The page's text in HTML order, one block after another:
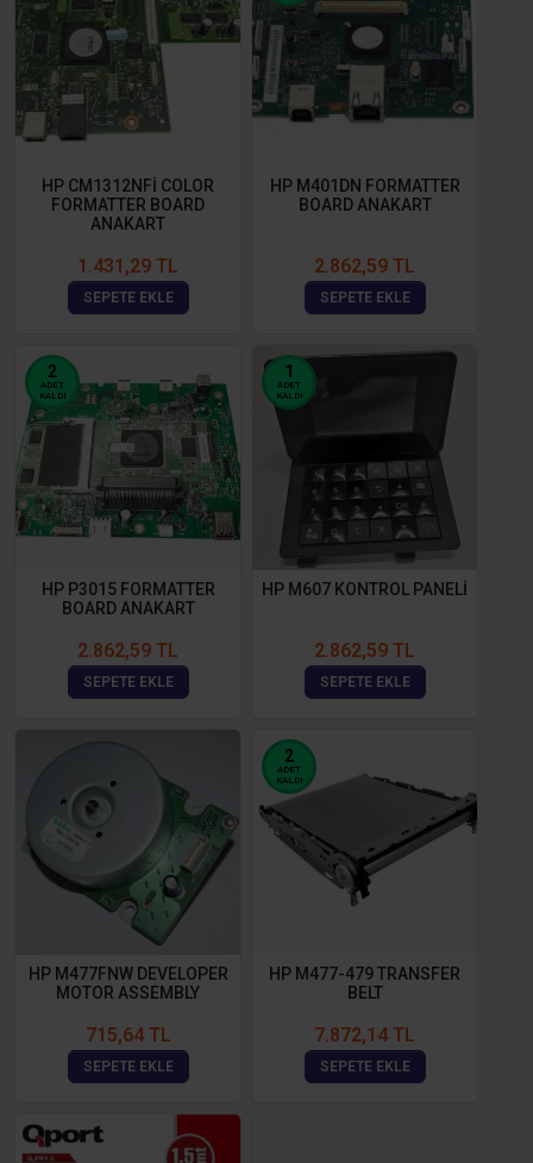
HP CM1312NFİ COLOR
FORMATTER BOARD
ANAKART
1.431,29 TL
SEPETE EKLE
HP M401DN FORMATTER
BOARD ANAKART
2.862,59 TL
SEPETE EKLE
2
ADET
KALDI
HP P3015 FORMATTER
BOARD ANAKART
2.862,59 TL
SEPETE EKLE
1
ADET
KALDI
HP M607 KONTROL PANELİ
2.862,59 TL
SEPETE EKLE
HP M477FNW DEVELOPER
MOTOR ASSEMBLY
715,64 TL
SEPETE EKLE
2
ADET
KALDI
HP M477-479 TRANSFER
BELT
7.872,14 TL
SEPETE EKLE